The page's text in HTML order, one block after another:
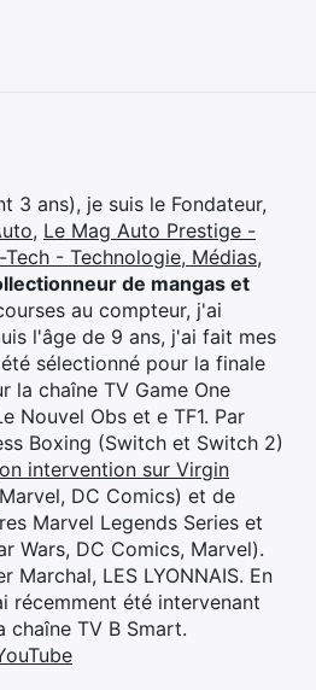
3 ans), je suis le Fondateur,
, Le Mag Auto Prestige -
- Technologie, Médias,
de mangas et
au compteur, j'ai
l'âge de 9 ans, j'ai fait mes
sélectionné pour la finale
la chaîne TV Game One
Nouvel Obs et e TF1. Par
Boxing (Switch et Switch 2)
intervention sur Virgin
DC Comics) et de
Marvel Legends Series et
Wars, DC Comics, Marvel).
LES LYONNAIS. En
récemment été intervenant
chaîne TV B Smart.